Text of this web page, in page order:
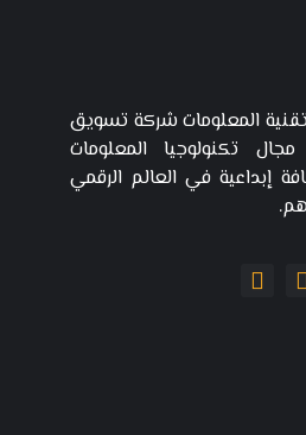
المعلومات شركة تسويق
تكنولوجيا المعلومات
إبداعية في العالم الرقمي